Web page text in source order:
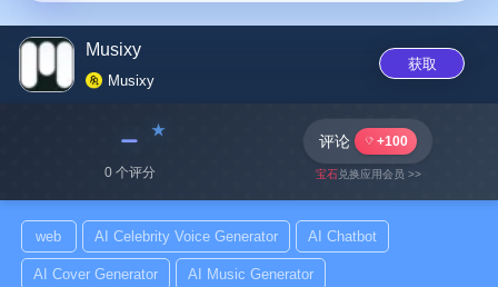
Musixy
Musixy
获取
﹣
0 个评分
评论 +100
宝石兑换应用会员 >>
web AI Celebrity Voice Generator AI Chatbot
AI Cover Generator AI Music Generator